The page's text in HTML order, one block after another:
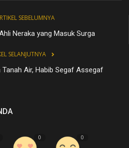
SEBELUMNYA
Neraka yang Masuk Surga
SELANJUTNYA
Air, Habib Segaf Assegaf
0 0